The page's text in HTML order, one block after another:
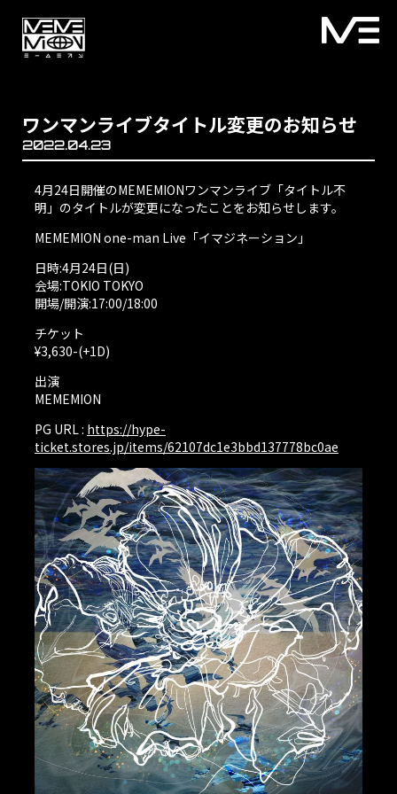
ワンマンライブタイトル変更のお知らせ
2022.04.23
4月24日開催のMEMEMIONワンマンライブ「タイトル不
明」のタイトルが変更になったことをお知らせします。
MEMEMION one-man Live「イマジネーション」
日時:4月24日(日)
会場:TOKIO TOKYO
開場/開演:17:00/18:00
チケット
¥3,630-(+1D)
出演
MEMEMION
PG URL : https://hype-
ticket.stores.jp/items/62107dc1e3bbd137778bc0ae